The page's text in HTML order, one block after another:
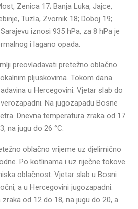
Zenica 17; Banja Luka, Jajce,
Tuzla, Zvornik 18; Doboj 19;
iznosi 935 hPa, za 8 hPa je
i lagano opada.
preovladavati pretežno oblačno
pljuskovima. Tokom dana
u Hercegovini. Vjetar slab do
Na jugozapadu Bosne
Dnevna temperatura zraka od 17
na jugu do 26 °C.
oblačno vrijeme uz djelimično
Po kotlinama i uz riječne tokove
oblačnost. Vjetar slab u Bosni
a u Hercegovini jugozapadni.
od 12 do 18, na jugu do 20, a